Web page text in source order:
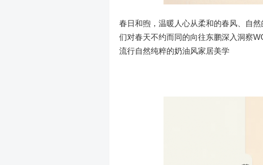
春日和煦，温暖人心从柔和的春风、自
们对春天不约而同的向往东鹏深入洞察
流行自然纯粹的奶油风家居美学